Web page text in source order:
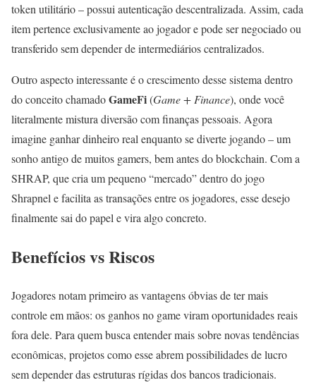
token utilitário – possui autenticação descentralizada. Assim, cada
item pertence exclusivamente ao jogador e pode ser negociado ou
transferido sem depender de intermediários centralizados.
Outro aspecto interessante é o crescimento desse sistema dentro
do conceito chamadoGameFi(Game + Finance), onde você
literalmente mistura diversão com finanças pessoais. Agora
imagine ganhar dinheiro real enquanto se diverte jogando – um
sonho antigo de muitos gamers, bem antes do blockchain. Com a
SHRAP, que cria um pequeno “mercado” dentro do jogo
Shrapnel e facilita as transações entre os jogadores, esse desejo
finalmente sai do papel e vira algo concreto.
Benefícios vs Riscos
Jogadores notam primeiro as vantagens óbvias de ter mais
controle em mãos: os ganhos no game viram oportunidades reais
fora dele. Para quem busca entender mais sobre novas tendências
econômicas, projetos como esse abrem possibilidades de lucro
sem depender das estruturas rígidas dos bancos tradicionais.